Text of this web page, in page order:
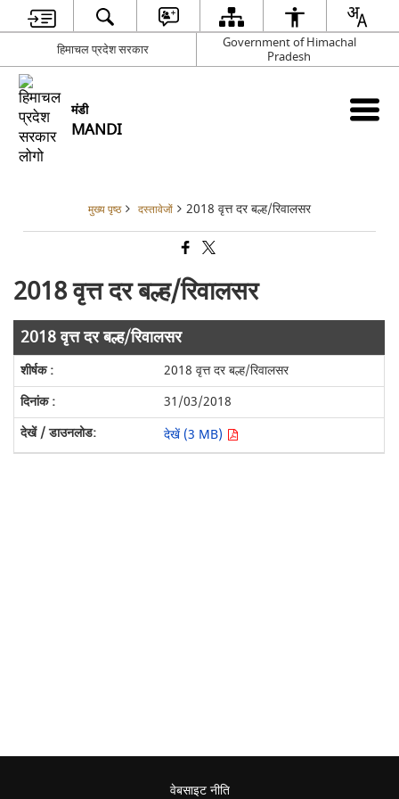
हिमाचल प्रदेश सरकार
Government of Himachal
Pradesh
मंडी
MANDI
मुख्य पृष्ठ दस्तावेजों 2018 वृत्त दर बल्ह/रिवालसर
2018 वृत्त दर बल्ह/रिवालसर
2018 वृत्त दर बल्ह/रिवालसर
2018 वृत्त दर बल्ह/रिवालसर
31/03/2018
देखें (3 MB)
वेबसाइट नीति